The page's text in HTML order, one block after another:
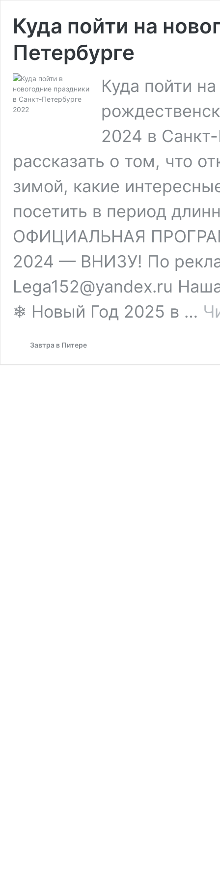
Куда пойти на
Петербурге
Куда пойти
2024 в
рассказать о том, что
зимой, какие
посетить в период
ОФИЦИАЛЬНАЯ
2024 — ВНИЗУ! По
Lega152@yandex.ru
❄ Новый Год 2025 в …
Завтра в Питере